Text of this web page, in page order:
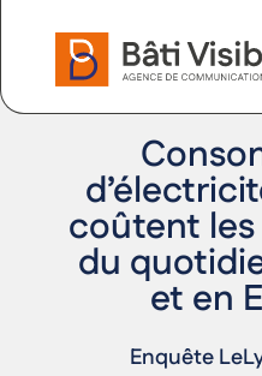
Retour
coûtent
du
et en
Enquête